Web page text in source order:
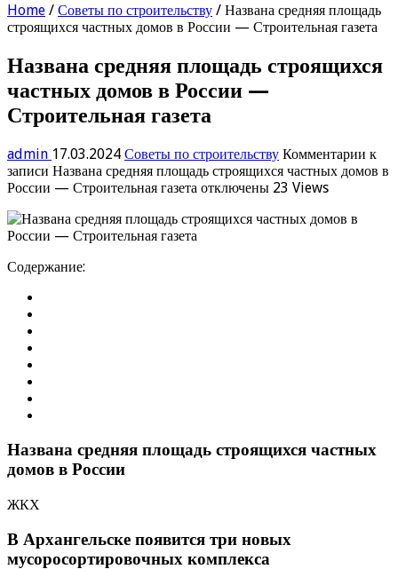
Home / Советы по строительству / Названа средняя площадь
строящихся частных домов в России — Строительная газета
Названа средняя площадь строящихся
частных домов в России —
Строительная газета
admin 17.03.2024 Советы по строительству Комментарии к
записи Названа средняя площадь строящихся частных домов в
России — Строительная газета отключены 23 Views
Содержание:
Названа средняя площадь строящихся частных
домов в России
ЖКХ
В Архангельске появится три новых
мусоросортировочных комплекса